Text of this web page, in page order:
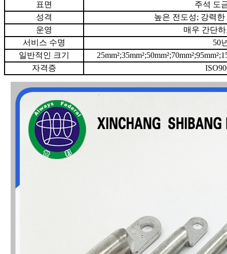
표면
주석 도
성격
높은 전도성; 강력
운영
매우 간단
서비스 수명
50
일반적인 크기
자격증